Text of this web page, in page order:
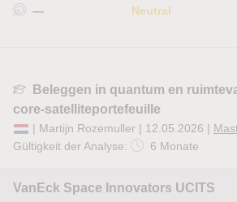
—
Neutral
Beleggen in quantum en
core-satelliteportefeuille
| Martijn Rozemuller | 12.05.2026 |
Gültigkeit der Analyse:
6 Monate
VanEck Space Innovators UCITS